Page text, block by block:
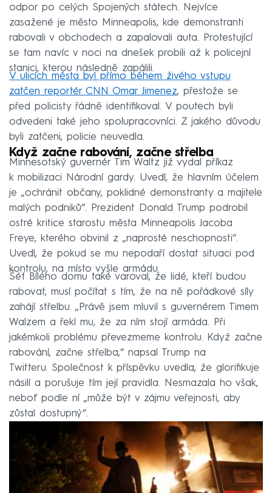
odpor po celých Spojených státech. Nejvíce
zasažené je město Minneapolis, kde demonstranti
rabovali v obchodech a zapalovali auta. Protestující
se tam navíc v noci na dnešek probili až k policejní
stanici, kterou následně zapálili.
V ulicích města byl přímo během živého vstupu
zatčen reportér CNN Omar Jimenez, přestože se
před policisty řádně identifikoval. V poutech byli
odvedeni také jeho spolupracovníci. Z jakého důvodu
byli zatčeni, policie neuvedla.
Když začne rabování, začne střelba
Minnesotský guvernér Tim Waltz již vydal příkaz
k mobilizaci Národní gardy. Uvedl, že hlavním účelem
je „ochránit občany, poklidné demonstranty a majitele
malých podniků“. Prezident Donald Trump podrobil
ostré kritice starostu města Minneapolis Jacoba
Freye, kterého obvinil z „naprosté neschopnosti“.
Uvedl, že pokud se mu nepodaří dostat situaci pod
kontrolu, na místo vyšle armádu.
Šéf Bílého domu také varoval, že lidé, kteří budou
rabovat, musí počítat s tím, že na ně pořádkové síly
zahájí střelbu. „Právě jsem mluvil s guvernérem Timem
Walzem a řekl mu, že za ním stojí armáda. Při
jakémkoli problému převezmeme kontrolu. Když začne
rabování, začne střelba,“ napsal Trump na
Twitteru. Společnost k příspěvku uvedla, že glorifikuje
násilí a porušuje tím její pravidla. Nesmazala ho však,
neboť podle ní „může být v zájmu veřejnosti, aby
zůstal dostupný“.